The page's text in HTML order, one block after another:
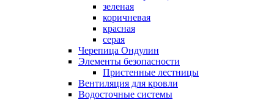
зеленая
коричневая
красная
серая
Черепица Ондулин
Элементы безопасности
Пристенные лестницы
Вентиляция для кровли
Водосточные системы